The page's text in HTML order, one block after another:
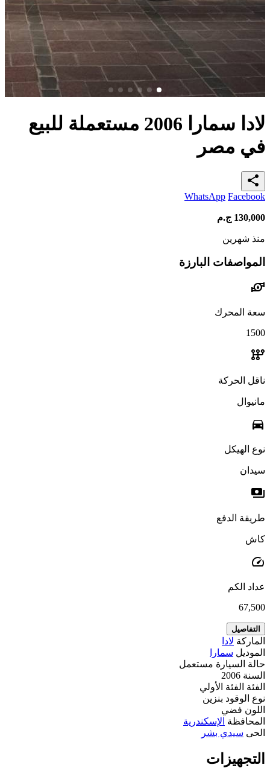
لادا سمارا 2006 مستعملة للبيع
في مصر
share
WhatsApp Facebook
130,000 ج.م
منذ شهرين
المواصفات البارزة
water_pump
سعة المحرك
1500
auto_transmission
ناقل الحركة
مانيوال
directions_car
نوع الهيكل
سيدان
payments
طريقة الدفع
كاش
speed
عداد الكم
67,500
التفاصيل
الماركة لادا
الموديل سمارا
حالة السيارة مستعمل
السنة 2006
الفئة الفئة الأولي
نوع الوقود بنزين
اللون فضي
المحافظة الإسكندرية
الحى سيدي بشر
التجهيزات